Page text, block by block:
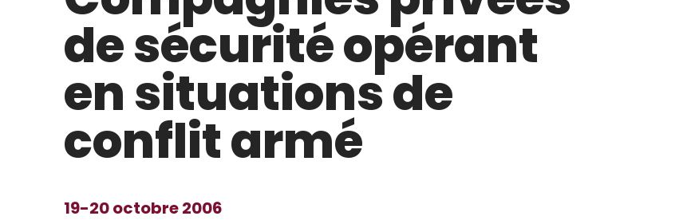
de sécurité opérant
en situations de
conflit armé
19-20 octobre 2006